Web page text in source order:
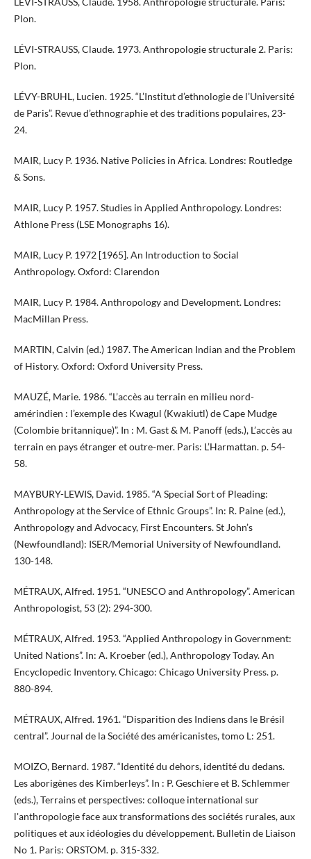
Plon.
​​​LÉVI-STRAUSS, Claude. 1973. Anthropologie structurale 2. Paris:
Plon.
LÉVY-BRUHL, Lucien. 1925. “L’Institut d’ethnologie de l’Université
de Paris”. Revue d’ethnographie et des traditions populaires, 23-
24.
MAIR, Lucy P. 1936. Native Policies in Africa. Londres: Routledge
& Sons.
MAIR, Lucy P. 1957. Studies in Applied Anthropology. Londres:
Athlone Press (LSE Monographs 16).
MAIR, Lucy P. 1972 [1965]. An Introduction to Social
Anthropology. Oxford: Clarendon
MAIR, Lucy P. 1984. Anthropology and Development. Londres:
MacMillan Press.
MARTIN, Calvin (ed.) 1987. The American Indian and the Problem
of History. Oxford: Oxford University Press.
MAUZÉ, Marie. 1986. “L’accès au terrain en milieu nord-
amérindien : l’exemple des Kwagul (Kwakiutl) de Cape Mudge
(Colombie britannique)”. In : M. Gast & M. Panoff (eds.), L’accès au
terrain en pays étranger et outre-mer. Paris: L’Harmattan. p. 54-
58.
MAYBURY-LEWIS, David. 1985. “A Special Sort of Pleading:
Anthropology at the Service of Ethnic Groups”. In: R. Paine (ed.),
Anthropology and Advocacy, First Encounters. St John’s
(Newfoundland): ISER/Memorial University of Newfoundland.
130-148.
MÉTRAUX, Alfred. 1951. “UNESCO and Anthropology”. American
Anthropologist, 53 (2): 294-300.
MÉTRAUX, Alfred. 1953. “Applied Anthropology in Government:
United Nations”. In: A. Kroeber (ed.), Anthropology Today. An
Encyclopedic Inventory. Chicago: Chicago University Press. p.
880-894.
MÉTRAUX, Alfred. 1961. “Disparition des Indiens dans le Brésil
central”. Journal de la Société des américanistes, tomo L: 251.
MOIZO, Bernard. 1987. “Identité du dehors, identité du dedans.
Les aborigènes des Kimberleys”. In : P. Geschiere et B. Schlemmer
(eds.), Terrains et perspectives: colloque international sur
l'anthropologie face aux transformations des sociétés rurales, aux
politiques et aux idéologies du développement. Bulletin de Liaison
No 1. Paris: ORSTOM. p. 315-332.